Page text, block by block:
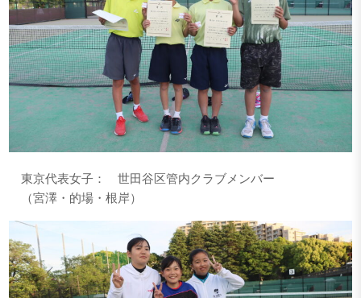
東京代表女子： 世田谷区管内クラブメンバー
（宮澤・的場・根岸）